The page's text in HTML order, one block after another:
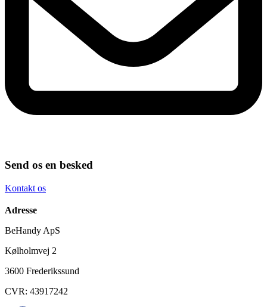
Send os en besked
Kontakt os
Adresse
BeHandy ApS
Kølholmvej 2
3600 Frederikssund
CVR: 43917242